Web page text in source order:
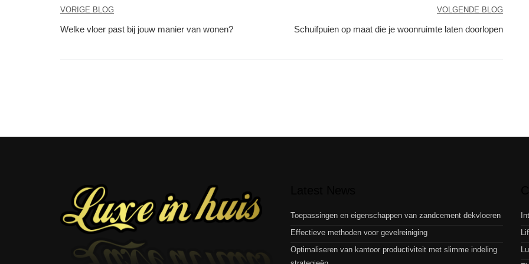
Berichtnavigatie
VORIGE BLOG
Welke vloer past bij jouw manier van wonen?
VOLGENDE BLOG
Schuifpuien op maat die je woonruimte laten doorlopen
Toepassingen en eigenschappen van zandcement dekvloeren
Effectieve methoden voor gevelreiniging
Optimaliseren van kantoor productiviteit met slimme indeling